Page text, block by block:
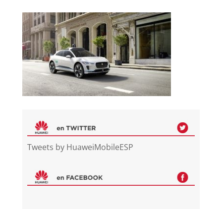
Tweets by HuaweiMobileESP